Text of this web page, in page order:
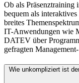
Ob als Präsenztraining
bequem als
breites
IT-Anwendungen wie
DATEV über
gefragten
Wie unkompliziert ist